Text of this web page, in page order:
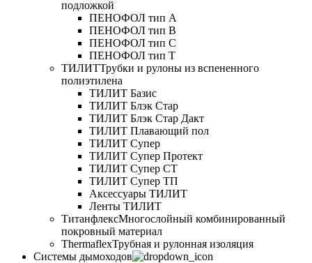
подложкой
ПЕНОФОЛ тип А
ПЕНОФОЛ тип B
ПЕНОФОЛ тип C
ПЕНОФОЛ тип T
ТИЛИТТрубки и рулоны из вспененного
полиэтилена
ТИЛИТ Базис
ТИЛИТ Блэк Стар
ТИЛИТ Блэк Стар Дакт
ТИЛИТ Плавающий пол
ТИЛИТ Супер
ТИЛИТ Супер Протект
ТИЛИТ Супер СТ
ТИЛИТ Супер ТП
Аксессуары ТИЛИТ
Ленты ТИЛИТ
ТитанфлексМногослойный комбинированный
покровный материал
ThermaflexТрубная и рулонная изоляция
Cистемы дымоходов